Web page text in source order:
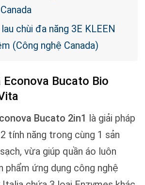
chùi đa năng 3E KLEEN
(Công nghệ Canada)
Bucato Bio
Bucato 2in1
là giải pháp
tính năng trong cùng 1 sản
vừa giúp quần áo luôn
phẩm ứng dụng công nghệ